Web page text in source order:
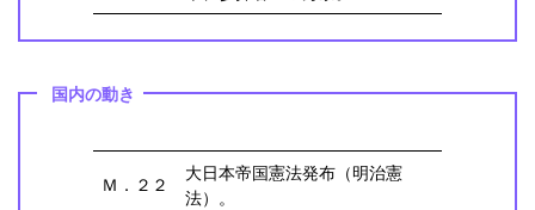
国内の動き
Ｍ．２２
大日本帝国憲法発布（明治憲
法）。